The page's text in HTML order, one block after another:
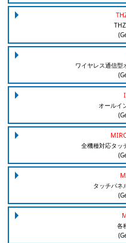
ワイヤレス通信型
オールイ
全機種対応タッ
タッチパネ
各